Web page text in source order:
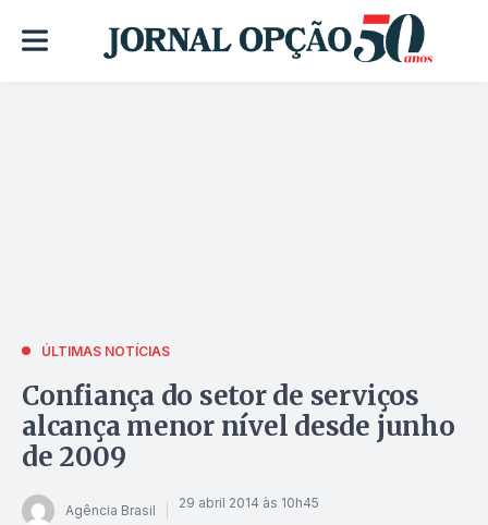
ÚLTIMAS NOTÍCIAS
Confiança do setor de serviços
alcança menor nível desde junho
de 2009
Agência Brasil 29 abril 2014 às 10h45